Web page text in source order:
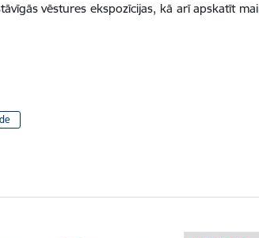
vēstures ekspozīcijas, kā arī apskatīt